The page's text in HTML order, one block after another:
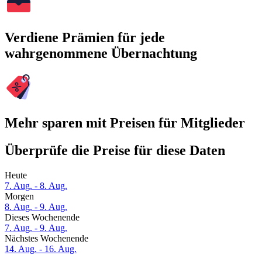
Verdiene Prämien für jede
wahrgenommene Übernachtung
Mehr sparen mit Preisen für Mitglieder
Überprüfe die Preise für diese Daten
Heute
7. Aug. - 8. Aug.
Morgen
8. Aug. - 9. Aug.
Dieses Wochenende
7. Aug. - 9. Aug.
Nächstes Wochenende
14. Aug. - 16. Aug.